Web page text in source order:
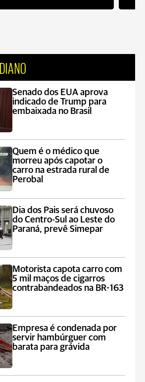
Senado dos EUA aprova
indicado de Trump para
embaixada no Brasil
Quem é o médico que
morreu após capotar o
carro na estrada rural de
Perobal
Dia dos Pais será chuvoso
do Centro-Sul ao Leste do
Paraná, prevê Simepar
Motorista capota carro com
5 mil maços de cigarros
contrabandeados na BR-163
Empresa é condenada por
servir hambúrguer com
barata para grávida